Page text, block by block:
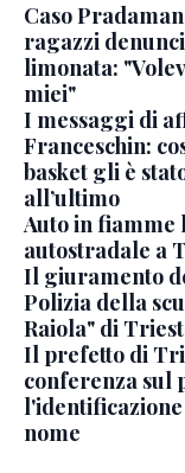
Caso
ragazzi
limonata:
miei"
I messaggi di
Franceschin:
basket gli è
all’ultimo
Auto in
autostradale a
Il giuramento
Polizia della
Raiola" di
Il prefetto di
conferenza sul
nome